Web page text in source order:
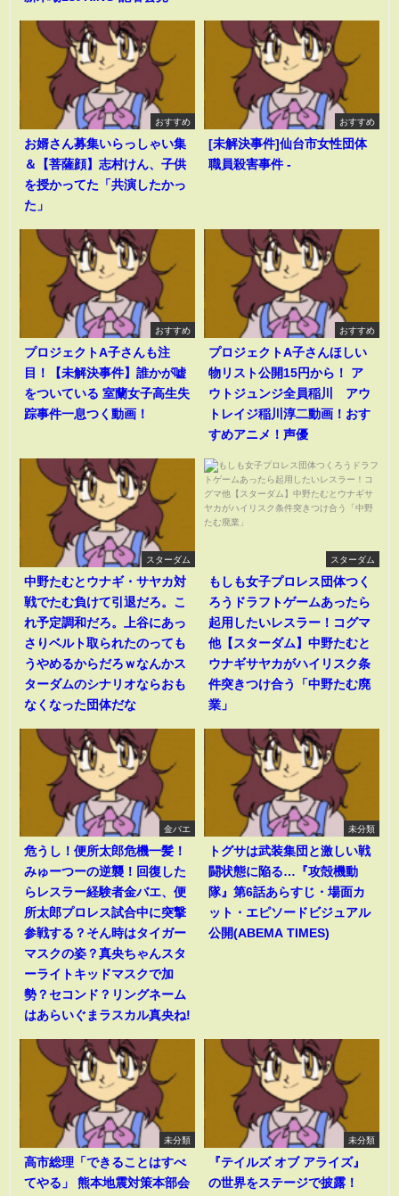
おすすめ
お婿さん募集いらっしゃい集
＆【菩薩顔】志村けん、子供
を授かってた「共演したかっ
た」
おすすめ
[未解決事件]仙台市女性団体
職員殺害事件 -
おすすめ
プロジェクトA子さんも注
目！【未解決事件】誰かが嘘
をついている 室蘭女子高生失
踪事件一息つく動画！
おすすめ
プロジェクトA子さんほしい
物リスト公開15円から！ ア
ウトジュンジ全員稲川 アウ
トレイジ稲川淳二動画！おす
すめアニメ！声優
スターダム
中野たむとウナギ・サヤカ対
戦でたむ負けて引退だろ。こ
れ予定調和だろ。上谷にあっ
さりベルト取られたのっても
うやめるからだろｗなんかス
ターダムのシナリオならおも
なくなった団体だな
スターダム
もしも女子プロレス団体つく
ろうドラフトゲームあったら
起用したいレスラー！コグマ
他【スターダム】中野たむと
ウナギサヤカがハイリスク条
件突きつけ合う「中野たむ廃
業」
金バエ
危うし！便所太郎危機一髪！
みゅーつーの逆襲！回復した
らレスラー経験者金バエ、便
所太郎プロレス試合中に突撃
参戦する？そん時はタイガー
マスクの姿？真央ちゃんスタ
ーライトキッドマスクで加
勢？セコンド？リングネーム
はあらいぐまラスカル真央ね!
未分類
トグサは武装集団と激しい戦
闘状態に陥る…『攻殻機動
隊』第6話あらすじ・場面カ
ット・エピソードビジュアル
公開(ABEMA TIMES)
未分類
高市総理「できることはすべ
てやる」 熊本地震対策本部会
未分類
『テイルズ オブ アライズ』
の世界をステージで披露！